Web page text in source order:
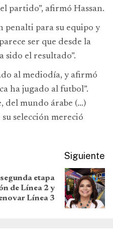
partido”, afirmó Hassan.
penalti para su equipo y
ser que desde la
sido el resultado”.
al mediodía, y afirmó
ha jugado al futbol”.
del mundo árabe (…)
selección mereció
Siguiente
etapa
de Línea 2 y
Línea 3